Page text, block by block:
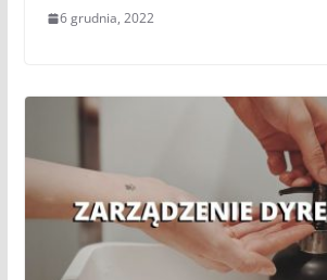
6 grudnia, 2022